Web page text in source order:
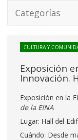
Categorías
CULTURA Y
Exposición
Innovación.
Exposición en la
de la EINA
Lugar: Hall del
Cuándo: Desde